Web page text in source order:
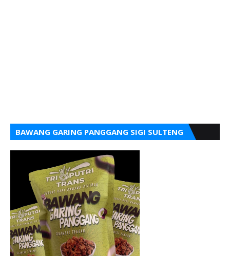
BAWANG GARING PANGGANG SIGI SULTENG